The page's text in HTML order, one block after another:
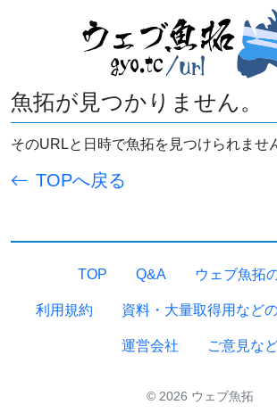
魚拓が見つかりません。
そのURLと日時で魚拓を見つけられませ
TOPへ戻る
TOP Q&A ウェブ魚拓
利用規約 資料・大量取得用など
運営会社 ご意見な
© 2026 ウェブ魚拓